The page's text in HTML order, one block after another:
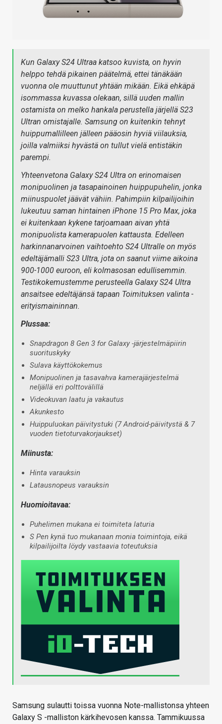
Kun Galaxy S24 Ultraa katsoo kuvista, on hyvin
helppo tehdä pikainen päätelmä, ettei tänäkään
vuonna ole muuttunut yhtään mikään. Eikä ehkäpä
isommassa kuvassa olekaan, sillä uuden mallin
ostamista on melko hankala perustella järjellä S23
Ultran omistajalle. Samsung on kuitenkin tehnyt
huippumallilleen jälleen pääosin hyviä viilauksia,
joilla valmiiksi hyvästä on tullut vielä entistäkin
parempi.
Yhteenvetona Galaxy S24 Ultra on erinomaisen
monipuolinen ja tasapainoinen huippupuhelin, jonka
miinuspuolet jäävät vähiin. Pahimpiin kilpailijoihin
lukeutuu saman hintainen iPhone 15 Pro Max, joka
ei kuitenkaan kykene tarjoamaan aivan yhtä
monipuolista kamerapuolen kattausta. Edelleen
harkinnanarvoinen vaihtoehto S24 Ultralle on myös
edeltäjämalli S23 Ultra, jota on saanut viime aikoina
900-1000 euroon, eli kolmasosan edullisemmin.
Testikokemustemme perusteella Galaxy S24 Ultra
ansaitsee edeltäjänsä tapaan Toimituksen valinta -
erityismaininnan.
Plussaa:
Snapdragon 8 Gen 3 for Galaxy -järjestelmäpiirin
suorituskyky
Sulava käyttökokemus
Monipuolinen ja tasavahva kamerajärjestelmä
neljällä eri polttovälillä
Videokuvan laatu ja vakautus
Akunkesto
Huippuluokan päivitystuki (7 Android-päivitystä & 7
vuoden tietoturvakorjaukset)
Miinusta:
Hinta varauksin
Latausnopeus varauksin
Huomioitavaa:
Puhelimen mukana ei toimiteta laturia
S Pen kynä tuo mukanaan monia toimintoja, eikä
kilpailijoilta löydy vastaavia toteutuksia
Samsung sulautti toissa vuonna Note-mallistonsa yhteen
Galaxy S -malliston kärkihevosen kanssa. Tammikuussa